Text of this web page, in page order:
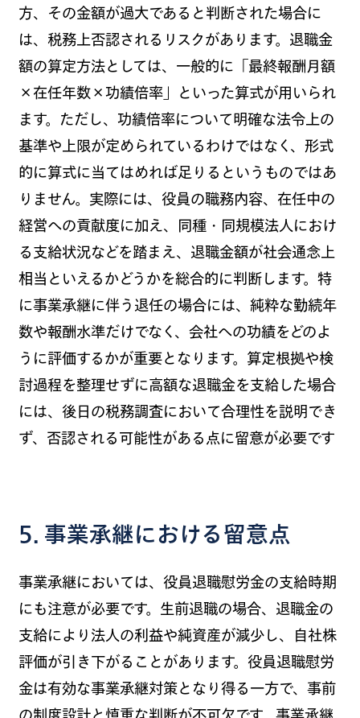
方、その金額が過大であると判断された場合に
は、税務上否認されるリスクがあります。退職金
額の算定方法としては、一般的に「最終報酬月額
×在任年数×功績倍率」といった算式が用いられ
ます。ただし、功績倍率について明確な法令上の
基準や上限が定められているわけではなく、形式
的に算式に当てはめれば足りるというものではあ
りません。実際には、役員の職務内容、在任中の
経営への貢献度に加え、同種・同規模法人におけ
る支給状況などを踏まえ、退職金額が社会通念上
相当といえるかどうかを総合的に判断します。特
に事業承継に伴う退任の場合には、純粋な勤続年
数や報酬水準だけでなく、会社への功績をどのよ
うに評価するかが重要となります。算定根拠や検
討過程を整理せずに高額な退職金を支給した場合
には、後日の税務調査において合理性を説明でき
ず、否認される可能性がある点に留意が必要です
5. 事業承継における留意点
事業承継においては、役員退職慰労金の支給時期
にも注意が必要です。生前退職の場合、退職金の
支給により法人の利益や純資産が減少し、自社株
評価が引き下がることがあります。役員退職慰労
金は有効な事業承継対策となり得る一方で、事前
の制度設計と慎重な判断が不可欠です。事業承継